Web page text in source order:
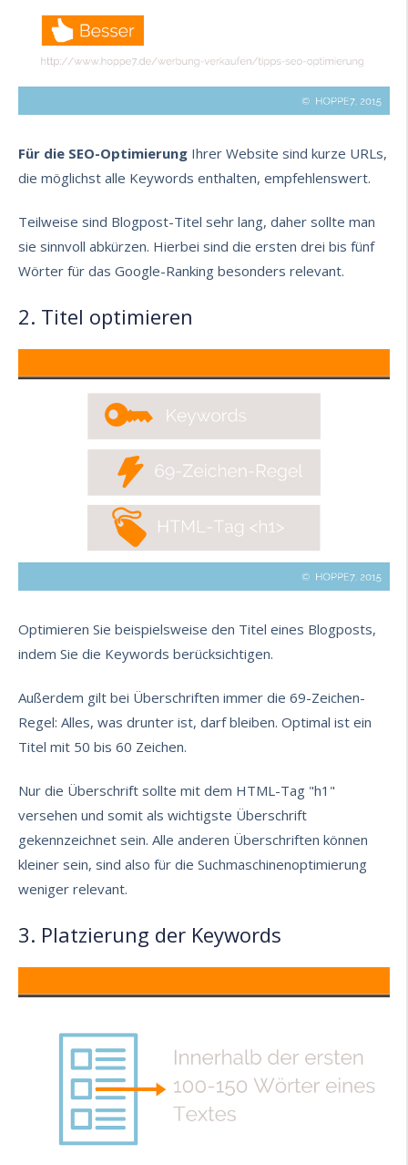
Für die SEO-Optimierung Ihrer Website sind kurze URLs,
die möglichst alle Keywords enthalten, empfehlenswert.
Teilweise sind Blogpost-Titel sehr lang, daher sollte man
sie sinnvoll abkürzen. Hierbei sind die ersten drei bis fünf
Wörter für das Google-Ranking besonders relevant.
2. Titel optimieren
Optimieren Sie beispielsweise den Titel eines Blogposts,
indem Sie die Keywords berücksichtigen.
Außerdem gilt bei Überschriften immer die 69-Zeichen-
Regel: Alles, was drunter ist, darf bleiben. Optimal ist ein
Titel mit 50 bis 60 Zeichen.
Nur die Überschrift sollte mit dem HTML-Tag "h1"
versehen und somit als wichtigste Überschrift
gekennzeichnet sein. Alle anderen Überschriften können
kleiner sein, sind also für die Suchmaschinenoptimierung
weniger relevant.
3. Platzierung der Keywords